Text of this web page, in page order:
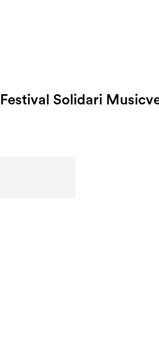
Solidari